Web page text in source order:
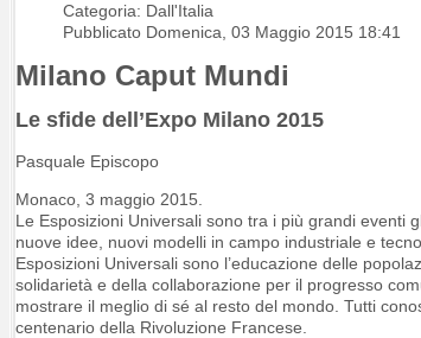
Categoria: Dall'Italia
Pubblicato Domenica, 03 Maggio 2015 18:41
Milano Caput Mundi
Le sfide dell’Expo Milano 2015
Pasquale Episcopo
Monaco, 3 maggio 2015.
Le Esposizioni Universali sono tra i più grandi eventi
nuove idee, nuovi modelli in campo industriale e
Esposizioni Universali sono l’educazione delle
solidarietà e della collaborazione per il progresso
mostrare il meglio di sé al resto del mondo. Tutti
centenario della Rivoluzione Francese.